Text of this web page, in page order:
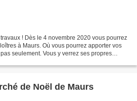
! Dès le 4 novembre 2020 vous pourrez
à Maurs. Où vous pourrez apporter vos
seulement. Vous y verrez ses propres
de Noël de Maurs